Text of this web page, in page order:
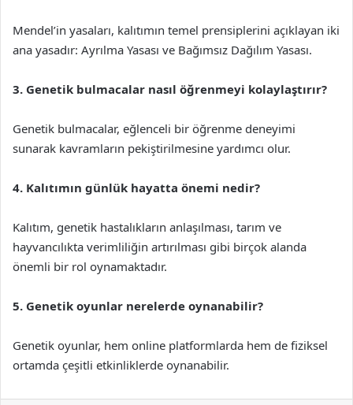
Mendel’in yasaları, kalıtımın temel prensiplerini açıklayan iki
ana yasadır: Ayrılma Yasası ve Bağımsız Dağılım Yasası.
3. Genetik bulmacalar nasıl öğrenmeyi kolaylaştırır?
Genetik bulmacalar, eğlenceli bir öğrenme deneyimi
sunarak kavramların pekiştirilmesine yardımcı olur.
4. Kalıtımın günlük hayatta önemi nedir?
Kalıtım, genetik hastalıkların anlaşılması, tarım ve
hayvancılıkta verimliliğin artırılması gibi birçok alanda
önemli bir rol oynamaktadır.
5. Genetik oyunlar nerelerde oynanabilir?
Genetik oyunlar, hem online platformlarda hem de fiziksel
ortamda çeşitli etkinliklerde oynanabilir.